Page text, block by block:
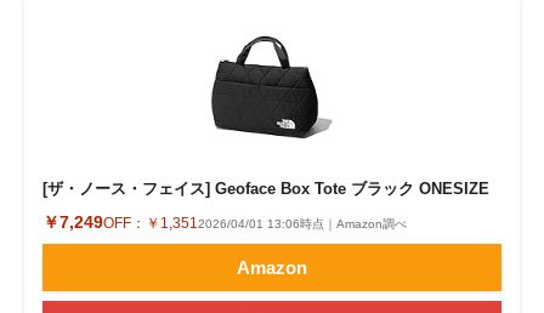
[ザ・ノース・フェイス] Geoface Box Tote ブラック ONESIZE
￥7,249OFF： ￥1,3512026/04/01 13:06時点｜Amazon調べ
Amazon